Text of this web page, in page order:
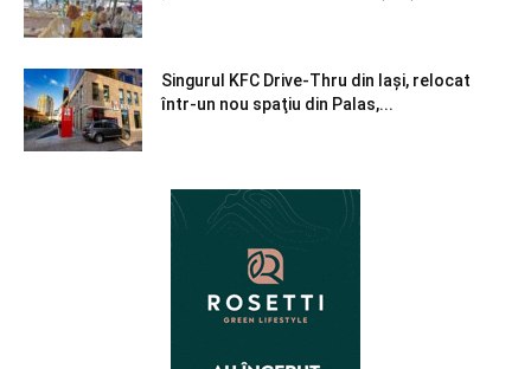
Singurul KFC Drive-Thru din Iași, relocat
într-un nou spaţiu din Palas,...